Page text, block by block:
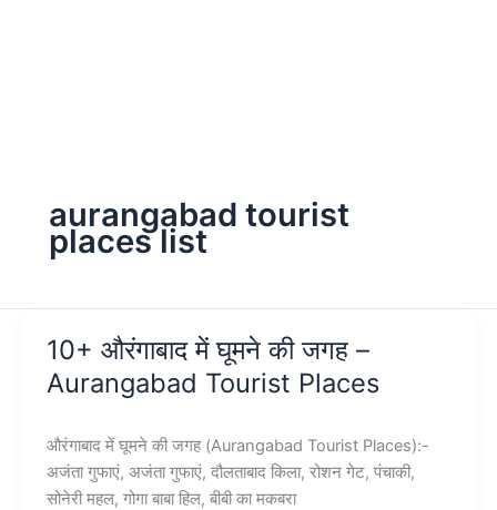
aurangabad tourist
places list
10+ औरंगाबाद में घूमने की जगह –
Aurangabad Tourist Places
औरंगाबाद में घूमने की जगह (Aurangabad Tourist Places):-
अजंता गुफाएं, अजंता गुफाएं, दौलताबाद किला, रोशन गेट, पंचाकी,
सोनेरी महल, गोगा बाबा हिल, बीबी का मकबरा